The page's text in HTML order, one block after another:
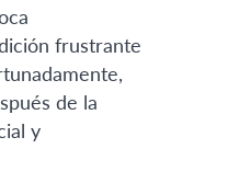
frustrante
de la
y